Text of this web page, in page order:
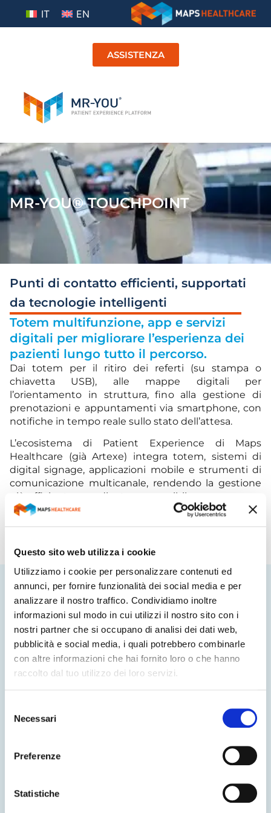
Questo sito web utilizza i cookie
Utilizziamo i cookie per personalizzare contenuti ed
annunci, per fornire funzionalità dei social media e per
analizzare il nostro traffico. Condividiamo inoltre
informazioni sul modo in cui utilizzi il nostro sito con i
nostri partner che si occupano di analisi dei dati web,
pubblicità e social media, i quali potrebbero combinarle
con altre informazioni che hai fornito loro o che hanno
raccolto dal tuo utilizzo dei loro servizi.
delNecessari
Preferenze
Statistiche
IT EN
ASSISTENZA
MR-YOU® TOUCHPOINT
Punti di contatto efficienti, supportati
da tecnologie intelligenti
Totem multifunzione, app e servizi
digitali per migliorare l’esperienza dei
pazienti lungo tutto il percorso.
Dai totem per il ritiro dei referti (su stampa o
chiavetta USB), alle mappe digitali per
l’orientamento in struttura, fino alla gestione di
prenotazioni e appuntamenti via smartphone, con
notifiche in tempo reale sullo stato dell’attesa.
L’ecosistema di Patient Experience di Maps
Healthcare (già Artexe) integra totem, sistemi di
digital signage, applicazioni mobile e strumenti di
comunicazione multicanale, rendendo la gestione
più efficiente, coordinata e accessibile.
SCOPRI DI PIÙ
Monitoraggio delle code in tempo reale
Informazioni aggiornate per pazienti e
accompagnatori
La piattaforma di Patient Experience, attraverso la
informazioni in tempo reale sullo stato delle code e
dei tempi di attesa, sia per le attività ambulatoriali
sia per il pronto soccorso, migliorando la trasparenza
e rendendo l’attesa più informata.
gestione dei flussi, migliorando la percezione della
I dati raccolti diventano inoltre una base strategica
per individuare aree di miglioramento e ottimizzare